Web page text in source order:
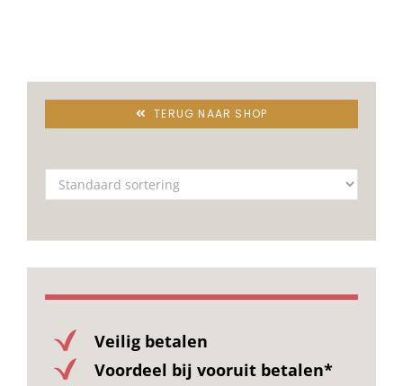
TERUG NAAR SHOP
Veilig betalen
Voordeel bij vooruit betalen*